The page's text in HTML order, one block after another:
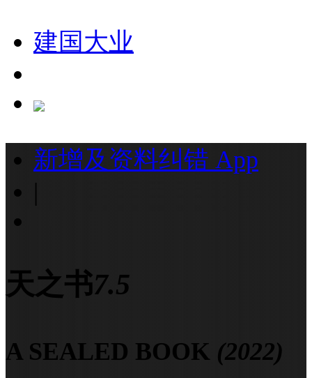
建国大业
新增及资料纠错 App
|
天之书7.5
A SEALED BOOK (2022)